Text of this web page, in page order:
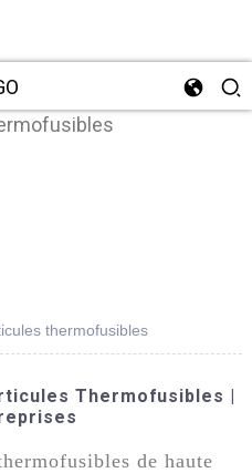
thermofusibles
Thermofusibles |
de haute